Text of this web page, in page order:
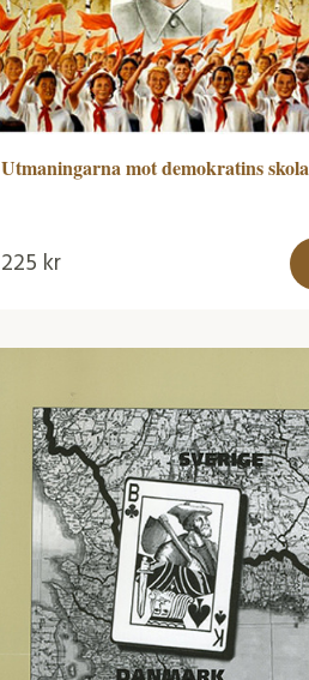
Utmaningarna mot demokratins skola
225 kr